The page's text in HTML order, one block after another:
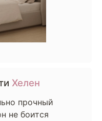
Хелен
прочный
не боится